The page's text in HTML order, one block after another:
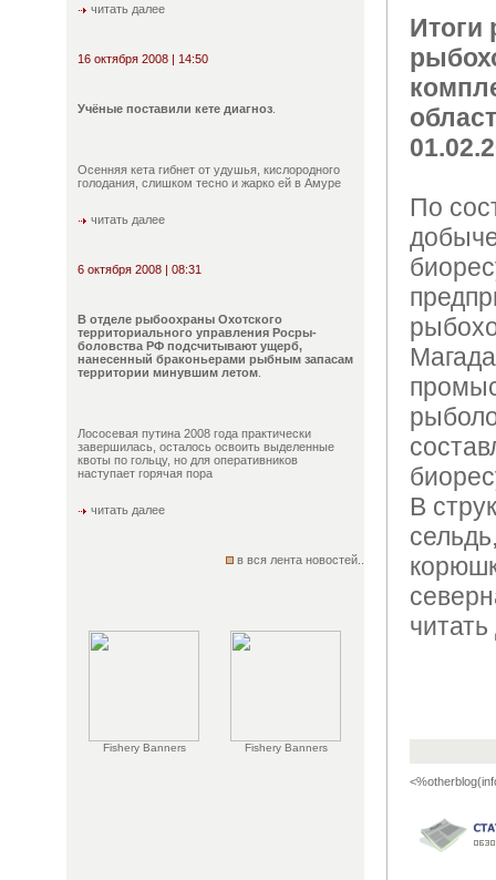
читать далее
16 октября 2008 | 14:50
Учёные поставили кете диагноз
Осенняя кета гибнет от удушья, кислородного
голодания, слишком тесно и жарко ей в Амуре
читать далее
6 октября 2008 | 08:31
В отделе рыбоохраны Охотского
территориального управления Росры-
боловства РФ подсчитывают ущерб,
нанесенный браконьерами рыбным запасам
территории минувшим летом
Лососевая путина 2008 года практически
завершилась, осталось освоить выделенные
квоты по гольцу, но для оперативников
наступает горячая пора
читать далее
в вся лента новостей..
Fishery Banners Fishery Banners
Итоги
По
В